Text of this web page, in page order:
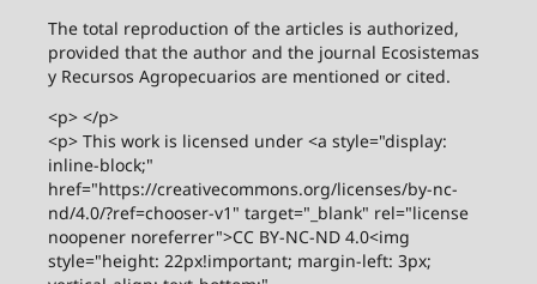
The total reproduction of the articles is authorized,
provided that the author and the journal Ecosistemas
y Recursos Agropecuarios are mentioned or cited.
<p> </p>
<p> This work is licensed under <a style="display:
inline-block;"
href="https://creativecommons.org/licenses/by-nc-
nd/4.0/?ref=chooser-v1" target="_blank" rel="license
noopener noreferrer">CC BY-NC-ND 4.0<img
style="height: 22px!important; margin-left: 3px;